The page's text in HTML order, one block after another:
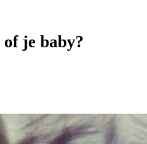
je baby?